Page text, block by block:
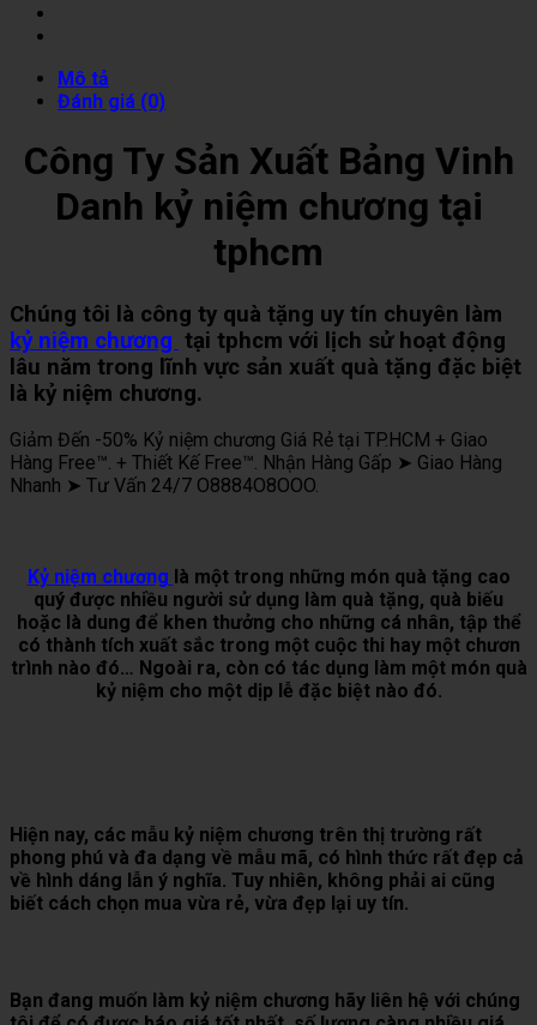
Mô tả
Đánh giá (0)
Công Ty Sản Xuất Bảng Vinh
Danh kỷ niệm chương tại
tphcm
Chúng tôi là công ty quà tặng uy tín chuyên làm
kỷ niệm chương tại tphcm với lịch sử hoạt động
lâu năm trong lĩnh vực sản xuất quà tặng đặc biệt
là kỷ niệm chương.
Giảm Đến -50% Kỷ niệm chương Giá Rẻ tại TP.HCM + Giao
Hàng Free™. + Thiết Kế Free™. Nhận Hàng Gấp ➤ Giao Hàng
Nhanh ➤ Tư Vấn 24/7 O8884O8OOO.
Kỷ niệm chương là một trong những món quà tặng cao
quý được nhiều người sử dụng làm quà tặng, quà biếu
hoặc là dung để khen thưởng cho những cá nhân, tập thể
có thành tích xuất sắc trong một cuộc thi hay một chươn
trình nào đó… Ngoài ra, còn có tác dụng làm một món quà
kỷ niệm cho một dịp lễ đặc biệt nào đó.
Hiện nay, các mẫu kỷ niệm chương trên thị trường rất
phong phú và đa dạng về mẫu mã, có hình thức rất đẹp cả
về hình dáng lẫn ý nghĩa. Tuy nhiên, không phải ai cũng
biết cách chọn mua vừa rẻ, vừa đẹp lại uy tín.
Bạn đang muốn làm kỷ niệm chương hãy liên hệ với chúng